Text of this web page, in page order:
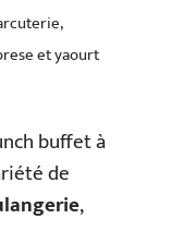
et yaourt
buffet à
de
,